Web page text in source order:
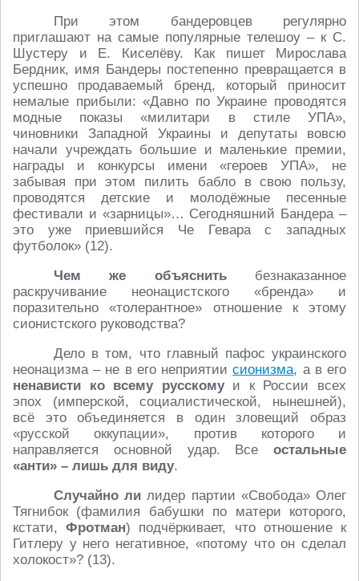
При этом бандеровцев регулярно
приглашают на самые популярные телешоу – к С.
Шустеру и Е. Киселёву. Как пишет Мирослава
Бердник, имя Бандеры постепенно превращается в
успешно продаваемый бренд, который приносит
немалые прибыли: «Давно по Украине проводятся
модные показы «милитари в стиле УПА»,
чиновники Западной Украины и депутаты вовсю
начали учреждать большие и маленькие премии,
награды и конкурсы имени «героев УПА», не
забывая при этом пилить бабло в свою пользу,
проводятся детские и молодёжные песенные
фестивали и «зарницы»… Сегодняшний Бандера –
это уже приевшийся Че Гевара с западных
футболок» (12).
Чем же объяснитьбезнаказанное
раскручивание неонацистского «бренда» и
поразительно «толерантное» отношение к этому
сионистского руководства?
Дело в том, что главный пафос украинского
неонацизма – не в его неприятиисионизма, а в его
ненависти ко всему русскомуи к России всех
эпох (имперской, социалистической, нынешней),
всё это объединяется в один зловещий образ
«русской оккупации», против которого и
направляется основной удар. Все остальные
«анти» – лишь для виду.
Случайно ли лидер партии «Свобода» Олег
Тягнибок (фамилия бабушки по матери которого,
кстати,Фротман) подчёркивает, что отношение к
Гитлеру у него негативное, «потому что он сделал
холокост»? (13).